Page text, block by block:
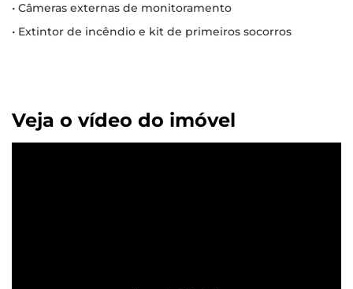
• Câmeras externas de monitoramento
• Extintor de incêndio e kit de primeiros socorros
Veja o vídeo do imóvel